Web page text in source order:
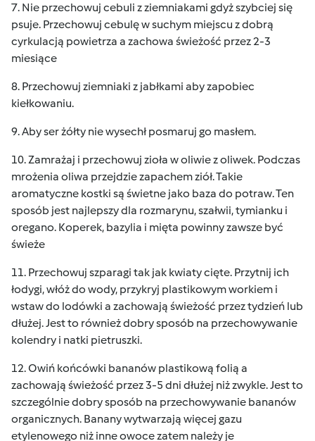
7. Nie przechowuj cebuli z ziemniakami gdyż szybciej się
psuje. Przechowuj cebulę w suchym miejscu z dobrą
cyrkulacją powietrza a zachowa świeżość przez 2-3
miesiące
8. Przechowuj ziemniaki z jabłkami aby zapobiec
kiełkowaniu.
9. Aby ser żółty nie wysechł posmaruj go masłem.
10. Zamrażaj i przechowuj zioła w oliwie z oliwek. Podczas
mrożenia oliwa przejdzie zapachem ziół. Takie
aromatyczne kostki są świetne jako baza do potraw. Ten
sposób jest najlepszy dla rozmarynu, szałwii, tymianku i
oregano. Koperek, bazylia i mięta powinny zawsze być
świeże
11. Przechowuj szparagi tak jak kwiaty cięte. Przytnij ich
łodygi, włóż do wody, przykryj plastikowym workiem i
wstaw do lodówki a zachowają świeżość przez tydzień lub
dłużej. Jest to również dobry sposób na przechowywanie
kolendry i natki pietruszki.
12. Owiń końcówki bananów plastikową folią a
zachowają świeżość przez 3-5 dni dłużej niż zwykle. Jest to
szczególnie dobry sposób na przechowywanie bananów
organicznych. Banany wytwarzają więcej gazu
etylenowego niż inne owoce zatem należy je